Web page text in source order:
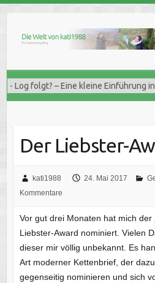
content
Der Liebster-
kati1988 24. Mai 2017
Kommentare
Vor gut drei Monaten hat mich der
Liebster-Award nominiert. Vielen
dieser mir völlig unbekannt. Es
Art moderner Kettenbrief, der
gegenseitig nominieren und sich